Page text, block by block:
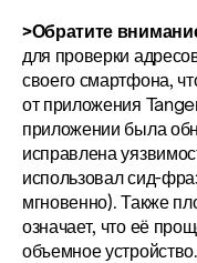
>Обратите
для проверки
своего смартфона,
от приложения
приложении была
исправлена
использовал сид-
мгновенно). Также
означает, что её
объемное устройство.